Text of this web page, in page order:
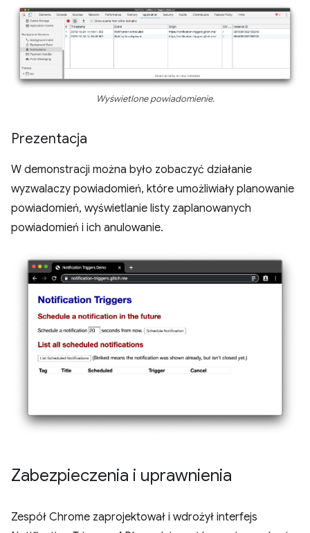
Wyświetlone powiadomienie.
Prezentacja
W demonstracji można było zobaczyć działanie
wyzwalaczy powiadomień, które umożliwiały planowanie
powiadomień, wyświetlanie listy zaplanowanych
powiadomień i ich anulowanie.
Zabezpieczenia i uprawnienia
Zespół Chrome zaprojektował i wdrożył interfejs